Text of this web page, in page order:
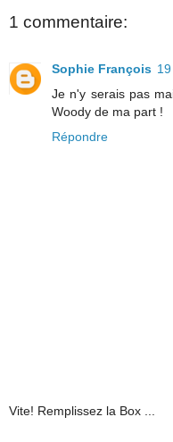
1 commentaire:
Sophie François
Je n'y serais pas
Woody de ma part !
Répondre
Vite! Remplissez la Box ...